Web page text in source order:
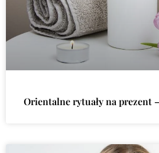
Orientalne rytuały na prezent